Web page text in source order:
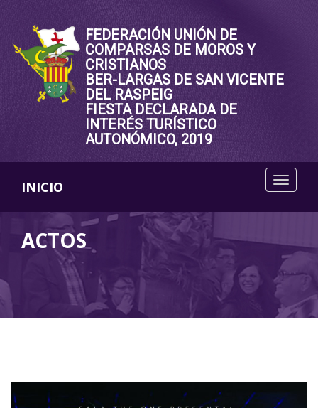
FEDERACIÓN UNIÓN DE
COMPARSAS DE MOROS Y
CRISTIANOS
BER-LARGAS DE SAN VICENTE
DEL RASPEIG
FIESTA DECLARADA DE
INTERÉS TURÍSTICO
AUTONÓMICO, 2019
INICIO
ACTOS